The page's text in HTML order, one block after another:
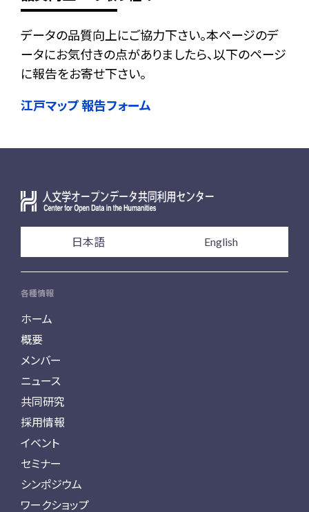
データの品質向上にご協力下さい。本ページのデ
ータにお気付きの点がありましたら、以下のページ
に報告をお寄せ下さい。
江戸マップ 報告フォーム
日本語 English
各種情報
ホーム
概要
メンバー
ニュース
共同研究
採用情報
イベント
セミナー
シンポジウム
ワークショップ